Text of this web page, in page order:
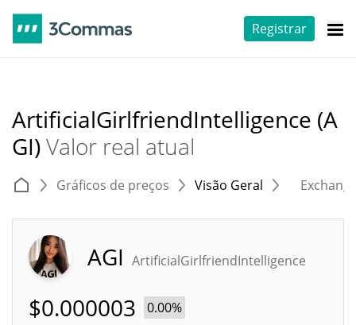
Registrar
ArtificialGirlfriendIntelligence (A
GI)Valor real atual
Gráficos de preços Visão Geral
AGI ArtificialGirlfriendIntelligence
$0.000003 0.00%